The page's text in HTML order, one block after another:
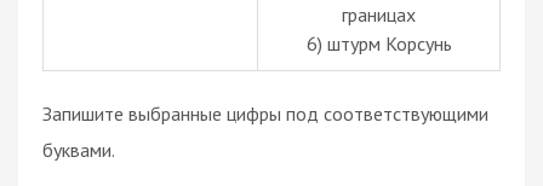
границах
6) штурм Корсунь
Запишите выбранные цифры под соответствующими
буквами.